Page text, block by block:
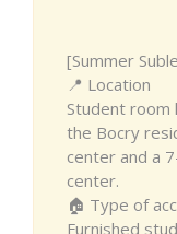
[Summer
📍 Location
Student room
the Bocry
center and a
center.
🏠 Type of
Furnished